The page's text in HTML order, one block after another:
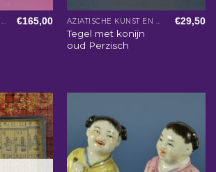
AZIATISCHE KUNST EN WOONACCESSOIRES €165,00 AZIATISCHE KUNST EN WOONACCESSOIRES
Tegel met konijn
oud Perzisch
€29,50